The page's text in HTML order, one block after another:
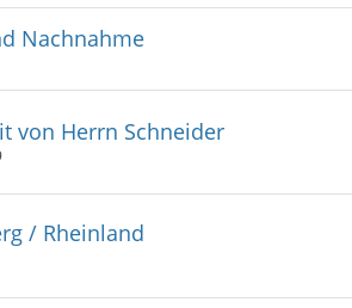
Nachnahme
von Herrn Schneider
/ Rheinland